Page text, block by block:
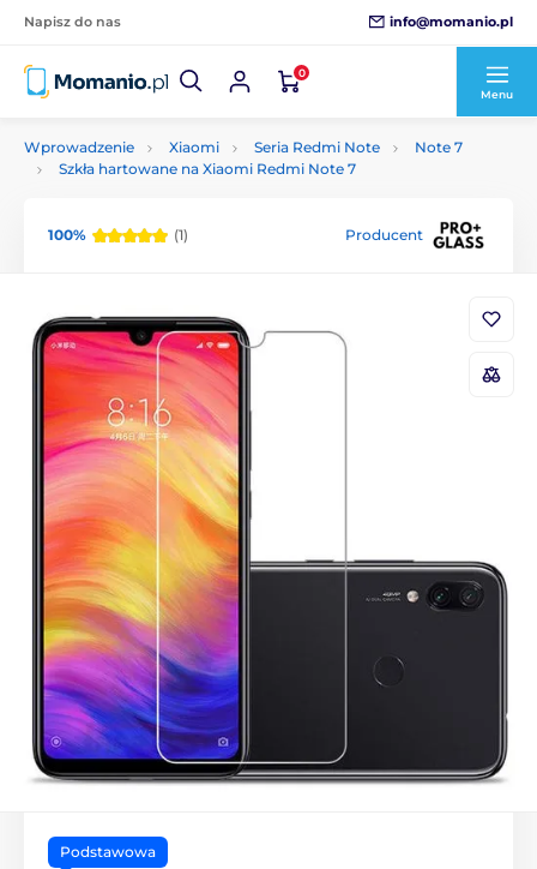
Napisz do nas info@momanio.pl
0
Menu
Wprowadzenie Xiaomi Seria Redmi Note
Note 7
Szkła hartowane na Xiaomi Redmi Note 7
100% (1) Producent
Podstawowa